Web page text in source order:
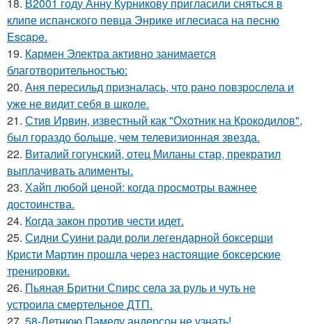
клипе испанского певца Энрике иглесиаса на песню
Escape.
19. Кармен Электра активно занимается
благотворительностью:
20. Аня пересильд призналась, что рано повзрослела и
уже не видит себя в школе.
21. Стив Ирвин, известный как "Охотник на Крокодилов",
был гораздо больше, чем телевизионная звезда.
22. Виталий гогунский, отец Миланы стар, прекратил
выплачивать алименты.
23. Хайп любой ценой: когда просмотры важнее
достоинства.
24. Когда закон против чести идет.
25. Сидни Суини ради роли легендарной боксерши
Кристи Мартин прошла через настоящие боксерские
тренировки.
26. Пьяная Бритни Спирс села за руль и чуть не
устроила смертельное ДТП.